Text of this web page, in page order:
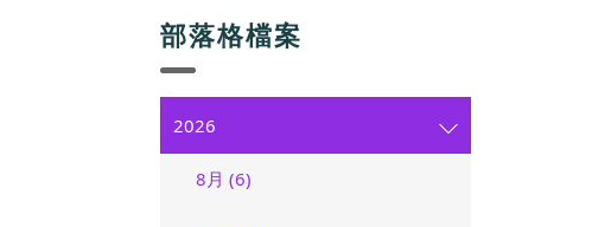
部落格檔案
2026
8月 (6)